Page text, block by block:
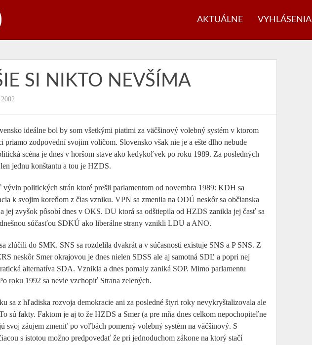
AKTUÁLNE VYHLÁSENIA
SI NIKTO NEVŠÍMA
ideálne bol by som všetkými piatimi za väčšinový volebný systém v ktorom
priamo zodpovední svojim voličom. Slovensko však nie je a ešte dlho nebude
scéna je dnes v horšom stave ako kedykoľvek po roku 1989. Za posledných
jednu konštantu a tou je HZDS.
vývin politických strán ktoré prešli parlamentom od novembra 1989: KDH sa
k svojim koreňom z čias vzniku. VPN sa zmenila na ODÚ neskôr sa občianska
jej zvyšok pôsobí dnes v OKS. DU ktorá sa odštiepila od HZDS zanikla jej časť sa
súčasťou SDKÚ ako liberálne strany vznikli LDU a ANO.
zlúčili do SMK. SNS sa rozdelila dvakrát a v súčasnosti existuje SNS a P SNS. Z
neskôr Smer okrajovou je dnes nielen SDSS ale aj samotná SDĽ a popri nej
alternatíva SDA. Vznikla a dnes pomaly zaniká SOP. Mimo parlamentu
roku 1992 sa nevie vzchopiť Strana zelených.
sa z hľadiska rozvoja demokracie ani za posledné štyri roky nevykryštalizovala ale
sú fakty. Faktom je aj to že HZDS a Smer (a pre mňa dnes celkom nepochopiteľne
svoj záujem zmeniť po voľbách pomerný volebný systém na väčšinový. S
s istotou možno predpovedať že pri jednoduchom zákone na ktorý stačí